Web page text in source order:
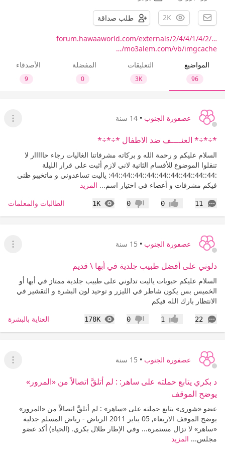
2K طلب صداقة
forum.hawaaworld.com/externals/2/4/4/1/4/2/…
mo3alem.com/vb/imgcache/…
المواضيع
96
التعليقات
3K
المفضلة
0
الأصدقاء
9
عصفورة الجنوب • 14 سنة
عرض
*÷*÷* العنــــف ضد الاطفال *÷*÷*
السلام عليكم و رحمة الله و بركاته مشرفاتنا الغاليات رجاء حااااار لا
تنقلوا الموضوع للأقسام الثانية لاني لازم أثبت على قرار الليلة
:44::44::44::44::44::44::44::44::44: ياليت تساعدوني و ماتخيبو ظني
فيكم مشرفات و أعضاء في اختيار اسم... المزيد
11
التعليقات إعجاب0 عدم إعجاب
0
1K
المشاهدات الطالبات والمعلمات
عصفورة الجنوب • 15 سنة
عرض
دلوني على أفضل طبيب جلدية في أبها \ قديم
السلام عليكم حبوبات ياليت تدلوني على طبيب جلدية ممتاز في أبها أو
الخميس بس يكون شاطر في الليزر و توحيد لون البشرة و التقشير في
الانتظار بارك الله فيكم
22
التعليقات إعجاب1 عدم إعجاب
0
178K
المشاهدات العناية بالبشرة
عصفورة الجنوب • 15 سنة
عرض
د بكري يتابع حملته على ساهر: : لم أتلقَّ اتصالاً من «المرور»
يوضح الموقف
عضو «شورى» يتابع حملته على «ساهر» : لم أتلقَّ اتصالاً من «المرور»
يوضح الموقف الاربعاء, 05 يناير 2011 الرياض - رياض المسلم جدلية
«ساهر» لا تزال مستمرة... وفي الإطار طلال بكري. (الحياة) أكد عضو
مجلس... المزيد